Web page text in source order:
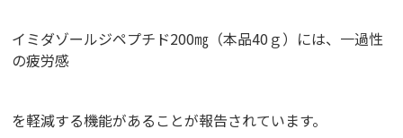
イミダゾールジペプチド200㎎（本品40ｇ）には、一過性
の疲労感
を軽減する機能があることが報告されています。